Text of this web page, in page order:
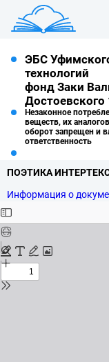
ЭБС
технологий
фонд Заки
Достоевского
Незаконное
веществ, их
оборот запрещен и
ответственность
ПОЭТИКА
Информация о